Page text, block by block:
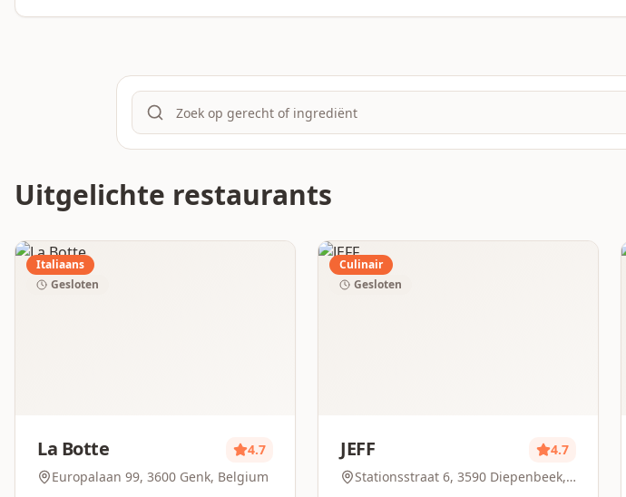
Uitgelichte restaurants
Italiaans
Gesloten
La Botte
4.7
Europalaan 99, 3600 Genk, Belgium
Culinair
Gesloten
JEFF
4.7
Stationsstraat 6, 3590 Diepenbeek,